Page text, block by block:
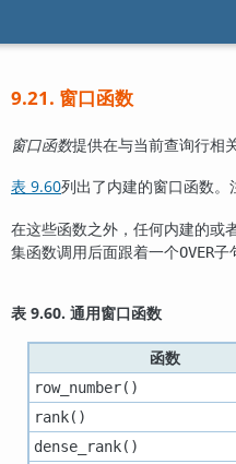
9.21. 窗口函数
窗口函数提供在与当前查询行相
表 9.60列出了内建的窗口函数。
在这些函数之外，任何内建的或
集函数调用后面跟着一个OVER子
表 9.60. 通用窗口函数
函数
row_number()
rank()
dense_rank()